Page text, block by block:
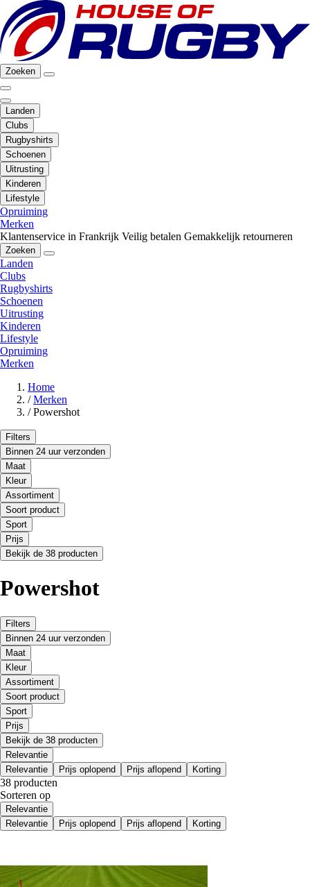
Zoeken
Landen
Clubs
Rugbyshirts
Schoenen
Uitrusting
Kinderen
Lifestyle
Opruiming
Merken
Klantenservice in Frankrijk Veilig betalen Gemakkelijk retourneren
Zoeken
Landen
Clubs
Rugbyshirts
Schoenen
Uitrusting
Kinderen
Lifestyle
Opruiming
Merken
Home
/ Merken
/ Powershot
Filters
Binnen 24 uur verzonden
Maat
Kleur
Assortiment
Soort product
Sport
Prijs
Bekijk de 38 producten
Powershot
Filters
Binnen 24 uur verzonden
Maat
Kleur
Assortiment
Soort product
Sport
Prijs
Bekijk de 38 producten
Relevantie
Relevantie
Prijs oplopend Prijs aflopend Korting
38 producten
Sorteren op
Relevantie
Relevantie
Prijs oplopend Prijs aflopend Korting